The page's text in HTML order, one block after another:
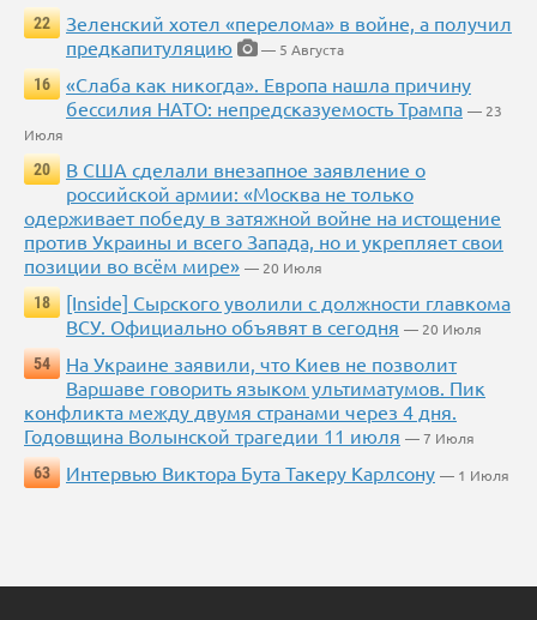
22
Зеленский хотел «перелома» в войне, а получил
предкапитуляцию
— 5 Августа
16
«Слаба как никогда». Европа нашла причину
бессилия НАТО: непредсказуемость Трампа — 23
Июля
20
В США сделали внезапное заявление о
российской армии: «Москва не только
одерживает победу в затяжной войне на истощение
против Украины и всего Запада, но и укрепляет свои
позиции во всём мире» — 20 Июля
18
[Inside] Сырского уволили с должности главкома
ВСУ. Официально объявят в сегодня — 20 Июля
54
На Украине заявили, что Киев не позволит
Варшаве говорить языком ультиматумов. Пик
конфликта между двумя странами через 4 дня.
Годовщина Волынской трагедии 11 июля — 7 Июля
63
Интервью Виктора Бута Такеру Карлсону — 1 Июля